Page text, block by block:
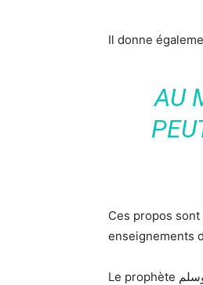
Il donne
AU
Ces propos
enseignements